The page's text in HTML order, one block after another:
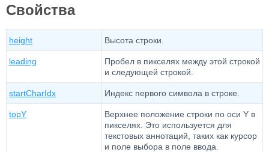
Свойства
height Высота строки.
leading
Пробел в пикселях между этой строкой
и следующей строкой.
startCharIdx Индекс первого символа в строке.
topY
Верхнее положение строки по оси Y в
пикселях. Это используется для
текстовых аннотаций, таких как курсор
и поле выбора в поле ввода.